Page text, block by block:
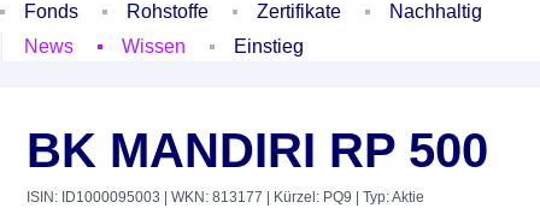
Fonds
Rohstoffe Zertifikate
Nachhaltig
News
Wissen Einstieg
BK MANDIRI RP 500
ISIN: ID1000095003 | WKN: 813177 | Kürzel: PQ9 | Typ: Aktie